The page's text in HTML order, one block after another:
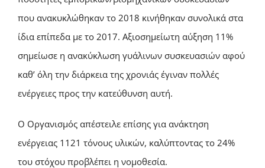
που ανακυκλώθηκαν το 2018 κινήθηκαν συνολικά στα
ίδια επίπεδα με το 2017. Αξιοσημείωτη αύξηση 11%
σημείωσε η ανακύκλωση γυάλινων συσκευασιών αφού
καθ’ όλη την διάρκεια της χρονιάς έγιναν πολλές
ενέργειες προς την κατεύθυνση αυτή.
Ο Οργανισμός απέστειλε επίσης για ανάκτηση
ενέργειας 1121 τόνους υλικών, καλύπτοντας το 24%
του στόχου προβλέπει η νομοθεσία.